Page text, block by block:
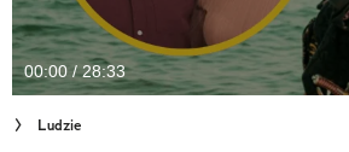
Newsletter
Cuda Polski
Wielki Konkurs Fotograficzny
00:00 / 28:33
Ludzie